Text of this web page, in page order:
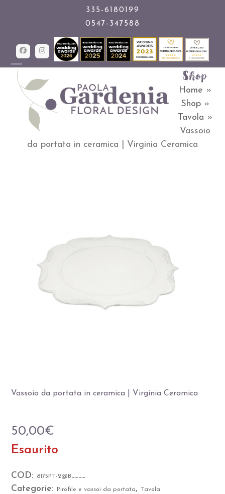
content
335-6180199
0547-347588
FacebookInstagram
Open
mobile
menu
Close
mobile
menu
Shop
Home »
Shop»
Tavola »
Vassoio
da portata in ceramica | Virginia Ceramica
Vassoio da portata in ceramica | Virginia Ceramica
50,00€
Esaurito
COD: 8175PT-2@B____
Categorie: Pirofile e vassoi da portata, Tavola